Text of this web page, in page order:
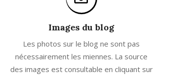
Images du blog
Les photos sur le blog ne sont pas
nécessairement les miennes. La source
des images est consultable en cliquant sur